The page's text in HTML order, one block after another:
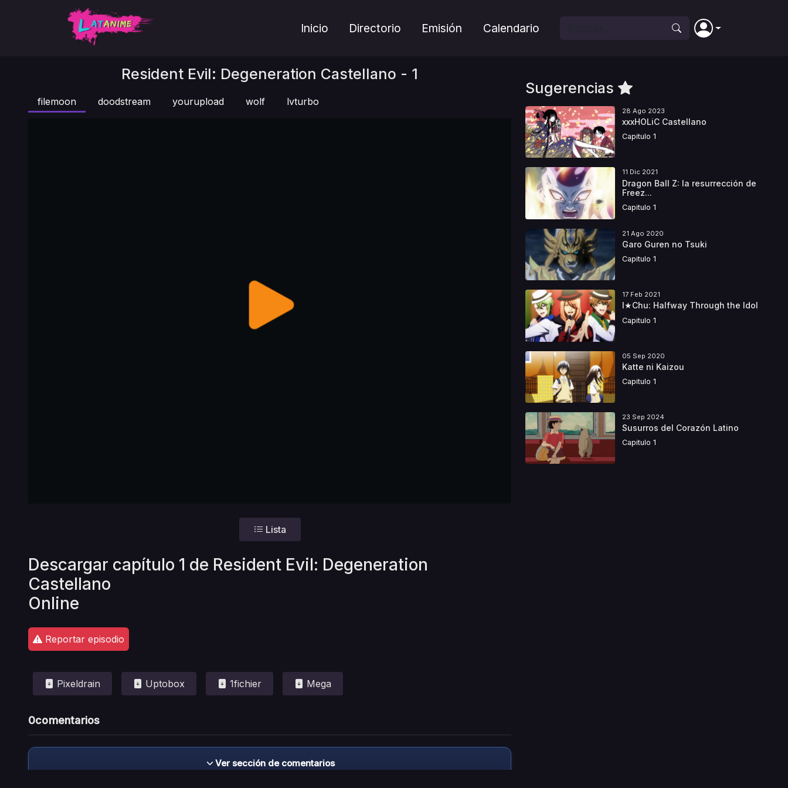
Inicio Directorio Emisión Calendario
Resident Evil: Degeneration Castellano - 1
filemoon doodstream yourupload wolf lvturbo
Lista
Descargar capítulo 1 de Resident Evil: Degeneration
Castellano
Online
Reportar episodio
Pixeldrain Uptobox 1fichier Mega
0comentarios
Ver sección de comentarios
Sugerencias
28 Ago 2023
xxxHOLiC Castellano
Capitulo 1
11 Dic 2021
Dragon Ball Z: la resurrección de
Freez...
Capitulo 1
21 Ago 2020
Garo Guren no Tsuki
Capitulo 1
17 Feb 2021
I★Chu: Halfway Through the Idol
Capitulo 1
05 Sep 2020
Katte ni Kaizou
Capitulo 1
23 Sep 2024
Susurros del Corazón Latino
Capitulo 1